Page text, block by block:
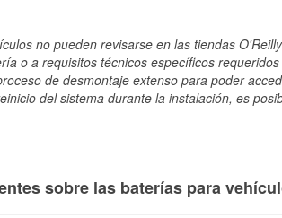
no pueden revisarse en las tiendas
o a requisitos técnicos específicos
de desmontaje extenso para poder
del sistema durante la instalación, es
sobre las baterías para